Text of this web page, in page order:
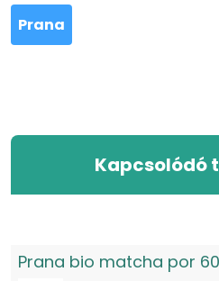
Prana
Kapcsolódó
Prana bio matcha por